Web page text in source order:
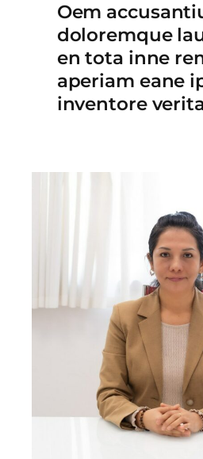
Oem
doloremque
en tota inne
aperiam eane
inventore